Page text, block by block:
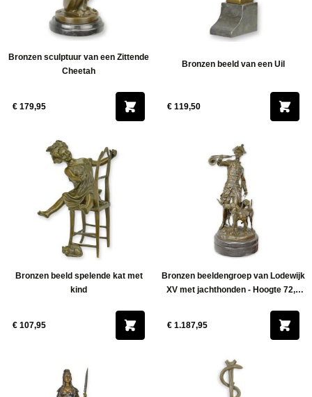
Bronzen sculptuur van een Zittende
Cheetah
€ 179,95
Bronzen beeld van een Uil
€ 119,50
Bronzen beeld spelende kat met
kind
€ 107,95
Bronzen beeldengroep van Lodewijk
XV met jachthonden - Hoogte 72,3
€ 1.187,95